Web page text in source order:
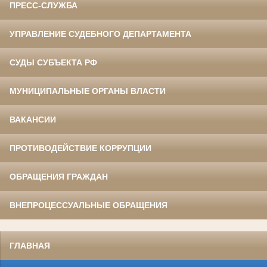
ПРЕСС-СЛУЖБА
УПРАВЛЕНИЕ СУДЕБНОГО ДЕПАРТАМЕНТА
СУДЫ СУБЪЕКТА РФ
МУНИЦИПАЛЬНЫЕ ОРГАНЫ ВЛАСТИ
ВАКАНСИИ
ПРОТИВОДЕЙСТВИЕ КОРРУПЦИИ
ОБРАЩЕНИЯ ГРАЖДАН
ВНЕПРОЦЕССУАЛЬНЫЕ ОБРАЩЕНИЯ
ГЛАВНАЯ